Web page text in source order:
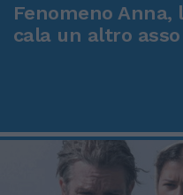
Fenomeno Anna,
cala un altro asso